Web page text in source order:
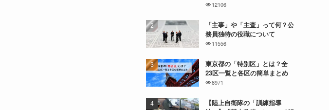
12106
「主事」や「主査」って何？公
務員独特の役職について
11556
東京都の「特別区」とは？全
23区一覧と各区の簡単まとめ
8971
【陸上自衛隊の「訓練指導